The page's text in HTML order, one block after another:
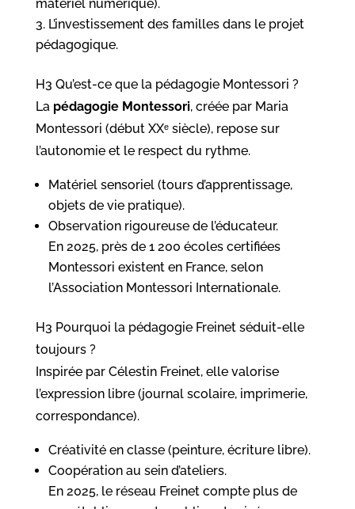
matériel numérique).
L’investissement des familles dans le projet
pédagogique.
H3 Qu’est-ce que la pédagogie Montessori ?
La pédagogie Montessori, créée par Maria
Montessori (début XXᵉ siècle), repose sur
l’autonomie et le respect du rythme.
Matériel sensoriel (tours d’apprentissage,
objets de vie pratique).
Observation rigoureuse de l’éducateur.
En 2025, près de 1 200 écoles certifiées
Montessori existent en France, selon
l’Association Montessori Internationale.
H3 Pourquoi la pédagogie Freinet séduit-elle
toujours ?
Inspirée par Célestin Freinet, elle valorise
l’expression libre (journal scolaire, imprimerie,
correspondance).
Créativité en classe (peinture, écriture libre).
Coopération au sein d’ateliers.
En 2025, le réseau Freinet compte plus de